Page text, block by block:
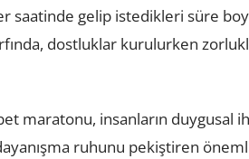
saatinde gelip istedikleri süre
dostluklar kurulurken
maratonu, insanların duygusal
ruhunu pekiştiren